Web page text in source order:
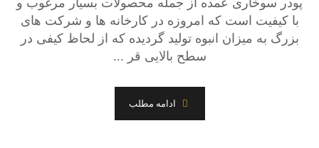
پودر سوخاری عمده از جمله محصولات بسیار مرغوب و
با کیفیت است که امروزه در کارخانه ها و شرکت های
بزرگ به میزان انبوه تولید گردیده که از لحاظ کیفی در
سطح بالایی قر ...
ادامه مطلب